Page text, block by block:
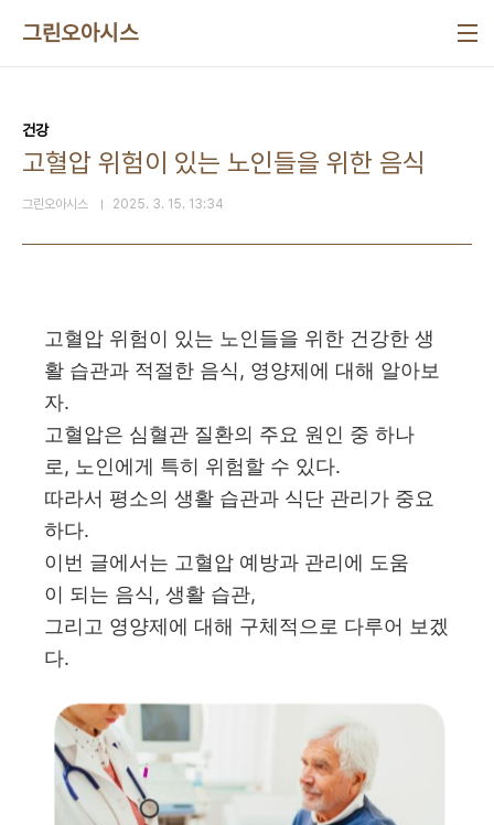
그린오아시스
건강
고혈압 위험이 있는 노인들을 위한 음식
그린오아시스 2025. 3. 15. 13:34
고혈압 위험이 있는 노인들을 위한 건강한 생
활 습관과 적절한 음식, 영양제에 대해 알아보
자.
고혈압은 심혈관 질환의 주요 원인 중 하나
로, 노인에게 특히 위험할 수 있다.
따라서 평소의 생활 습관과 식단 관리가 중요
하다.
이번 글에서는 고혈압 예방과 관리에 도움
이 되는 음식, 생활 습관,
그리고 영양제에 대해 구체적으로 다루어 보겠
다.